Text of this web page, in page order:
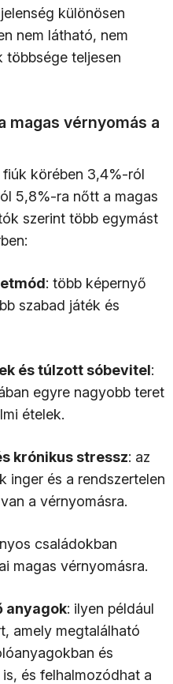
különösen
nem látható, nem
többsége teljesen
magas vérnyomás a
körében 3,4%-ról
5,8%-ra nőtt a magas
szerint több egymást
: több képernyő
szabad játék és
és túlzott sóbevitel:
egyre nagyobb teret
ételek.
krónikus stressz: az
inger és a rendszertelen
a vérnyomásra.
családokban
magas vérnyomásra.
anyagok: ilyen például
amely megtalálható
és
és felhalmozódhat a